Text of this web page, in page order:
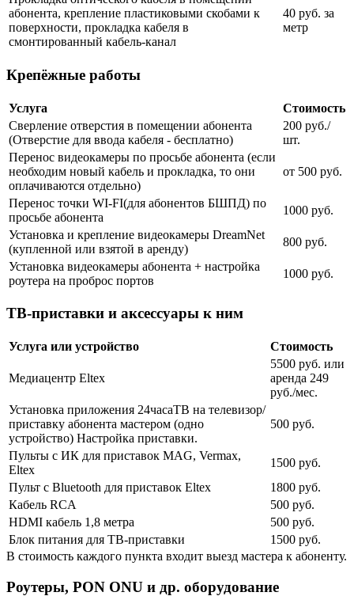
абонента, крепление пластиковыми скобами к
поверхности, прокладка кабеля в
смонтированный кабель-канал
40 руб. за
метр
Крепёжные работы
Услуга
Стоимость
Сверление отверстия в помещении абонента
(Отверстие для ввода кабеля - бесплатно)
200 руб./
шт.
Перенос видеокамеры по просьбе абонента (если
необходим новый кабель и прокладка, то они
оплачиваются отдельно)
от 500 руб.
Перенос точки WI-FI(для абонентов БШПД) по
просьбе абонента
1000 руб.
Установка и крепление видеокамеры DreamNet
(купленной или взятой в аренду)
800 руб.
Установка видеокамеры абонента + настройка
роутера на проброс портов
1000 руб.
ТВ-приставки и аксессуары к ним
Услуга или устройство Стоимость
Медиацентр Eltex
5500 руб. или
аренда 249
руб./мес.
Установка приложения 24часаТВ на телевизор/
приставку абонента мастером (одно
устройство) Настройка приставки.
500 руб.
Пульты с ИК для приставок MAG, Vermax,
Eltex
1500 руб.
Пульт с Bluetooth для приставок Eltex
1800 руб.
Кабель RCA
500 руб.
HDMI кабель 1,8 метра
500 руб.
Блок питания для ТВ-приставки
1500 руб.
В стоимость каждого пункта входит выезд мастера к абоненту.
Роутеры, PON ONU и др. оборудование